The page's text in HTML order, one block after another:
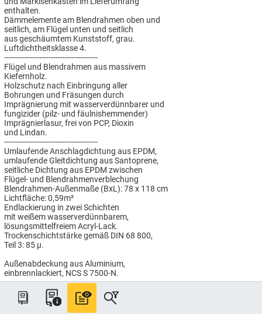
enthalten.
Dämmelemente am Blendrahmen oben und
seitlich, am Flügel unten und seitlich
aus geschäumtem Kunststoff, grau.
Luftdichtheitsklasse 4.
----------------------------------------
Flügel und Blendrahmen aus massivem
Kiefernholz.
Holzschutz nach Einbringung aller
Bohrungen und Fräsungen durch
Imprägnierung mit wasserverdünnbarer und
fungizider (pilz- und fäulnishemmender)
Imprägnierlasur, frei von PCP, Dioxin
und Lindan.
----------------------------------------
Umlaufende Anschlagdichtung aus EPDM,
umlaufende Gleitdichtung aus Santoprene,
seitliche Dichtung aus EPDM zwischen
Flügel- und Blendrahmenverblechung
Blendrahmen-Außenmaße (BxL): 78 x 118 cm
Lichtfläche: 0,59m²
Endlackierung in zwei Schichten
mit weißem wasserverdünnbarem,
lösungsmittelfreiem Acryl-Lack.
Trockenschichtstärke gemäß DIN 68 800,
Teil 3: 85 µ.
Außenabdeckung aus Aluminium,
einbrennlackiert, NCS S 7500-N.
----------------------------------------
ENERGIE Verglasung,
für hohen Wärmeschutz:Uw = 1,0 W/(m²K),